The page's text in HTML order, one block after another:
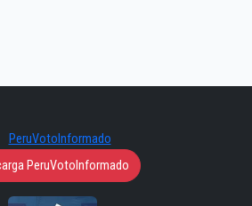
PeruVotoInformado